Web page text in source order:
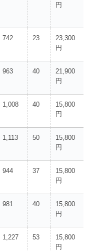
円
742 23
23,300
円
963 40
21,900
円
1,008 40
15,800
円
1,113 50
15,800
円
944 37
15,800
円
981 40
15,800
円
1,227 53
15,800
円